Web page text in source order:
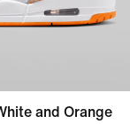
and Orange